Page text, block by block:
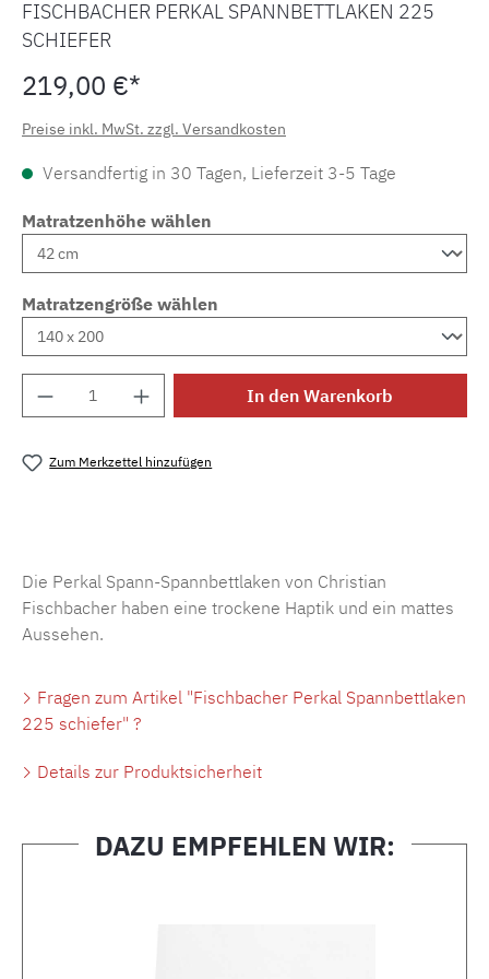
FISCHBACHER PERKAL SPANNBETTLAKEN 225
SCHIEFER
219,00 €*
Preise inkl. MwSt. zzgl. Versandkosten
Versandfertig in 30 Tagen, Lieferzeit 3-5 Tage
Matratzenhöhe wählen
Matratzengröße wählen
Produkt Anzahl: Gib den gewünschten
In den Warenkorb
Zum Merkzettel hinzufügen
Die Perkal Spann-Spannbettlaken von Christian
Fischbacher haben eine trockene Haptik und ein mattes
Aussehen.
Fragen zum Artikel "Fischbacher Perkal Spannbettlaken
225 schiefer" ?
Details zur Produktsicherheit
DAZU EMPFEHLEN WIR: